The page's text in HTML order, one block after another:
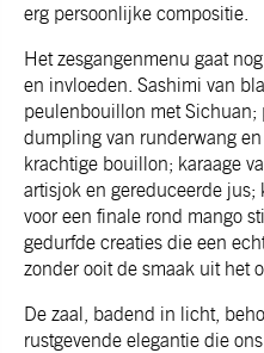
erg persoonlijke compositie.
Het zesgangenmenu gaat
en invloeden. Sashimi van
peulenbouillon met Sichuan;
dumpling van runderwang
krachtige bouillon; karaage
artisjok en gereduceerde jus;
voor een finale rond mango
gedurfde creaties die een
zonder ooit de smaak uit het
De zaal, badend in licht,
rustgevende elegantie die